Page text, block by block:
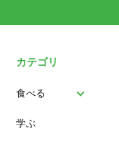
カテゴリ
食べる
パン
学ぶ